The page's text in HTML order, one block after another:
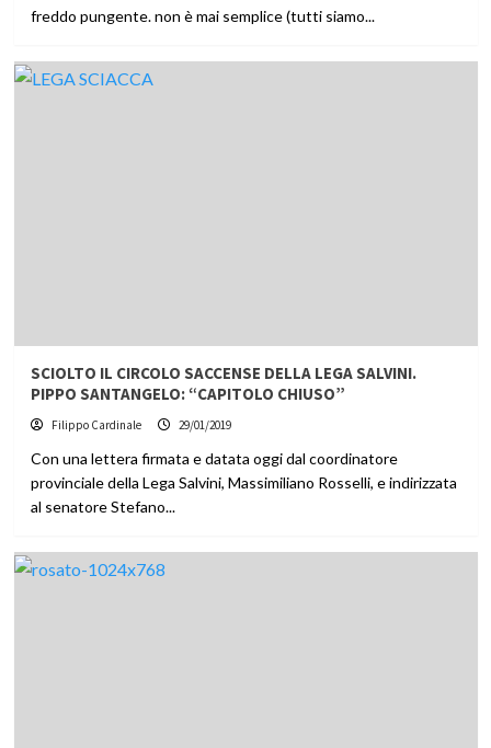
freddo pungente. non è mai semplice (tutti siamo...
SCIOLTO IL CIRCOLO SACCENSE DELLA LEGA SALVINI.
PIPPO SANTANGELO: “CAPITOLO CHIUSO”
Filippo Cardinale 29/01/2019
Con una lettera firmata e datata oggi dal coordinatore
provinciale della Lega Salvini, Massimiliano Rosselli, e indirizzata
al senatore Stefano...